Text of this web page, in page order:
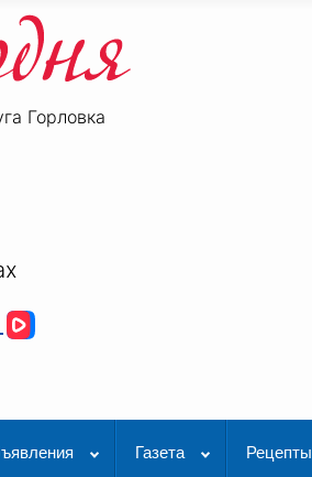
Горловка
Rutube
Газета Рецепты